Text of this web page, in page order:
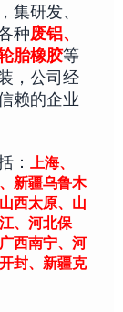
集研发、
种废铝、
胎橡胶等
，公司经
赖的企业
：
上海、
新疆乌鲁木
西太原、 山
、河北保
西南宁、 河
封、新疆克